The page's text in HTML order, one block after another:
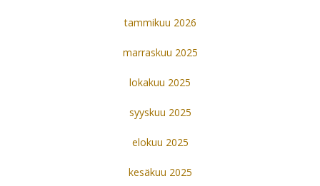
tammikuu 2026
marraskuu 2025
lokakuu 2025
syyskuu 2025
elokuu 2025
kesäkuu 2025